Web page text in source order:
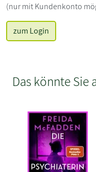
(nur mit Kundenkonto
zum Login
Das könnte Sie